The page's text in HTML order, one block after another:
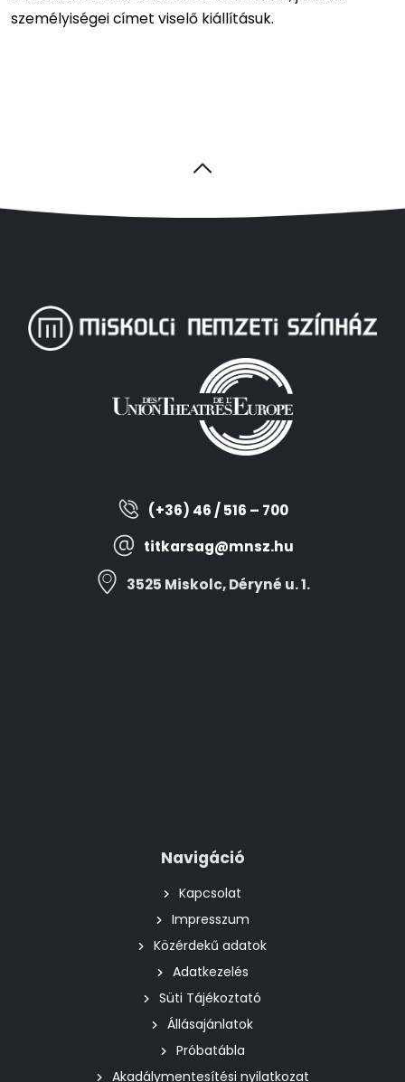
személyiségei címet viselő kiállításuk.
(+36) 46 / 516 – 700
titkarsag@mnsz.hu
3525 Miskolc, Déryné u. 1.
Navigáció
Kapcsolat
Impresszum
Közérdekű adatok
Adatkezelés
Süti Tájékoztató
Állásajánlatok
Próbatábla
Akadálymentesítési nyilatkozat